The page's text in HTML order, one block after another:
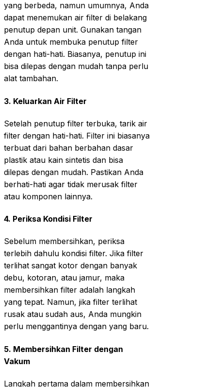
yang berbeda, namun umumnya, Anda
dapat menemukan air filter di belakang
penutup depan unit. Gunakan tangan
Anda untuk membuka penutup filter
dengan hati-hati. Biasanya, penutup ini
bisa dilepas dengan mudah tanpa perlu
alat tambahan.
3. Keluarkan Air Filter
Setelah penutup filter terbuka, tarik air
filter dengan hati-hati. Filter ini biasanya
terbuat dari bahan berbahan dasar
plastik atau kain sintetis dan bisa
dilepas dengan mudah. Pastikan Anda
berhati-hati agar tidak merusak filter
atau komponen lainnya.
4. Periksa Kondisi Filter
Sebelum membersihkan, periksa
terlebih dahulu kondisi filter. Jika filter
terlihat sangat kotor dengan banyak
debu, kotoran, atau jamur, maka
membersihkan filter adalah langkah
yang tepat. Namun, jika filter terlihat
rusak atau sudah aus, Anda mungkin
perlu menggantinya dengan yang baru.
5. Membersihkan Filter dengan
Vakum
Langkah pertama dalam membersihkan